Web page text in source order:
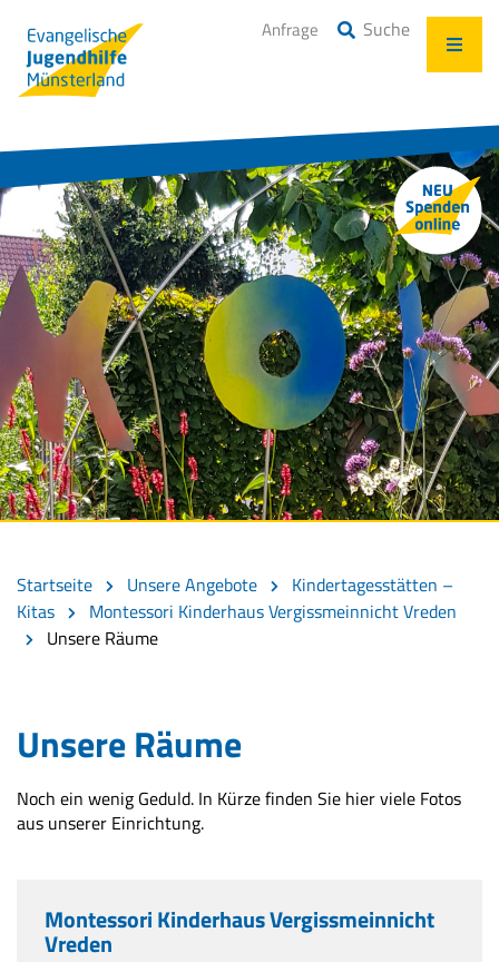
Anfrage Suche
Startseite Unsere Angebote
Kindertagesstätten –
Kitas
Montessori Kinderhaus Vergissmeinnicht Vreden
Unsere Räume
Unsere Räume
Noch ein wenig Geduld. In Kürze finden Sie hier viele Fotos
aus unserer Einrichtung.
Montessori Kinderhaus Vergissmeinnicht
Vreden